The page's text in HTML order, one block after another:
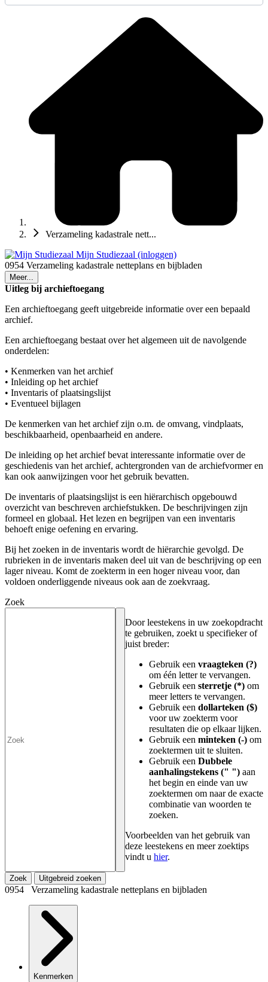
Verzameling kadastrale nett...
Mijn Studiezaal (inloggen)
0954 Verzameling kadastrale netteplans en bijbladen
Meer...
Uitleg bij archieftoegang
Een archieftoegang geeft uitgebreide informatie over een bepaald
archief.
Een archieftoegang bestaat over het algemeen uit de navolgende
onderdelen:
• Kenmerken van het archief
• Inleiding op het archief
• Inventaris of plaatsingslijst
• Eventueel bijlagen
De kenmerken van het archief zijn o.m. de omvang, vindplaats,
beschikbaarheid, openbaarheid en andere.
De inleiding op het archief bevat interessante informatie over de
geschiedenis van het archief, achtergronden van de archiefvormer en
kan ook aanwijzingen voor het gebruik bevatten.
De inventaris of plaatsingslijst is een hiërarchisch opgebouwd
overzicht van beschreven archiefstukken. De beschrijvingen zijn
formeel en globaal. Het lezen en begrijpen van een inventaris
behoeft enige oefening en ervaring.
Bij het zoeken in de inventaris wordt de hiërarchie gevolgd. De
rubrieken in de inventaris maken deel uit van de beschrijving op een
lager niveau. Komt de zoekterm in een hoger niveau voor, dan
voldoen onderliggende niveaus ook aan de zoekvraag.
Zoek
Door leestekens in uw zoekopdracht
te gebruiken, zoekt u specifieker of
juist breder:
Gebruik een vraagteken (?)
om één letter te vervangen.
Gebruik een sterretje (*) om
meer letters te vervangen.
Gebruik een dollarteken ($)
voor uw zoekterm voor
resultaten die op elkaar lijken.
Gebruik een minteken (-) om
zoektermen uit te sluiten.
Gebruik een Dubbele
aanhalingstekens (" ") aan
het begin en einde van uw
zoektermen om naar de exacte
combinatie van woorden te
zoeken.
Voorbeelden van het gebruik van
deze leestekens en meer zoektips
vindt u hier.
Zoek Uitgebreid zoeken
0954 Verzameling kadastrale netteplans en bijbladen
Kenmerken